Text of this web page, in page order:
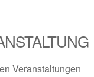
Veranstaltungen